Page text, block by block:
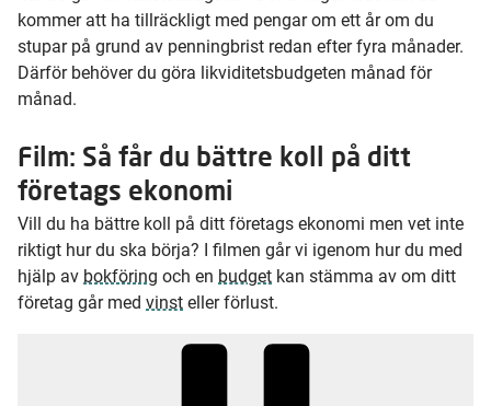
kommer att ha tillräckligt med pengar om ett år om du
stupar på grund av penningbrist redan efter fyra månader.
Därför behöver du göra likviditetsbudgeten månad för
månad.
Film: Så får du bättre koll på ditt
företags ekonomi
Vill du ha bättre koll på ditt företags ekonomi men vet inte
riktigt hur du ska börja? I filmen går vi igenom hur du med
hjälp av bokföring och en budget kan stämma av om ditt
företag går med vinst eller förlust.